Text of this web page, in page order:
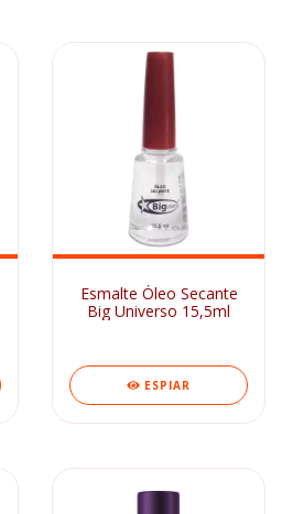
Esmalte Óleo Secante
Big Universo 15,5ml
ESPIAR